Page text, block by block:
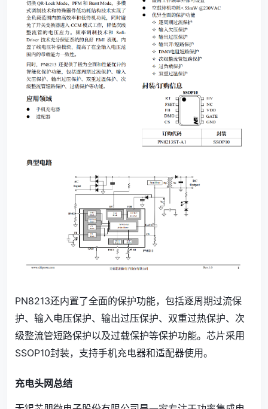
PN8213还内置了全面的保护功能，包括逐周期过流保
护、输入电压保护、输出过压保护、双重过热保护、次
级整流管短路保护以及过载保护等保护功能。芯片采用
SSOP10封装，支持手机充电器和适配器使用。
充电头网总结